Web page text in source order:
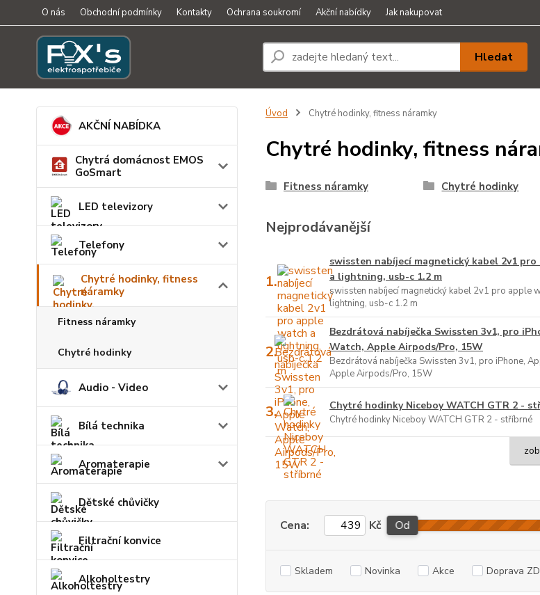
O nás Obchodní podmínky Kontakty Ochrana soukromí Akční nabídky Jak nakupovat
Hledat
AKČNÍ NABÍDKA
Chytrá domácnost EMOS
GoSmart
LED televizory
Telefony
Chytré hodinky, fitness
náramky
Fitness náramky
Chytré hodinky
Audio - Video
Bílá technika
Aromaterapie
Dětské chůvičky
Filtrační konvice
Alkoholtestry
Úvod Chytré hodinky, fitness náramky
Chytré hodinky, fitness
Fitness náramky Chytré hodinky
Nejprodávanější
1.
swissten nabíjecí magnetický kabel 2v1
a lightning, usb-c 1.2 m
swissten nabíjecí magnetický kabel 2v1 pro apple
lightning, usb-c 1.2 m
2.
Bezdrátová nabíječka Swissten 3v1, pro
Watch, Apple Airpods/Pro, 15W
Bezdrátová nabíječka Swissten 3v1, pro iPhone,
Apple Airpods/Pro, 15W
3. Chytré hodinky Niceboy WATCH GTR 2 -
Chytré hodinky Niceboy WATCH GTR 2 - stříbrné
Cena: Kč Od
Skladem Novinka Akce Doprava